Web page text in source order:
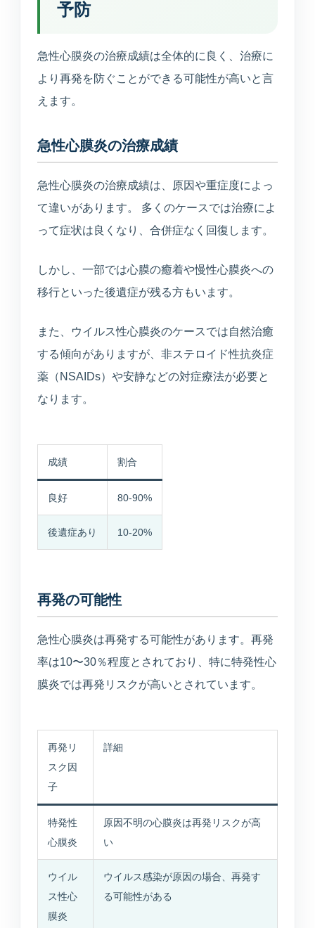
予防
急性心膜炎の治療成績は全体的に良く、治療に
より再発を防ぐことができる可能性が高いと言
えます。
急性心膜炎の治療成績
急性心膜炎の治療成績は、原因や重症度によっ
て違いがあります。 多くのケースでは治療によ
って症状は良くなり、合併症なく回復します。
しかし、一部では心膜の癒着や慢性心膜炎への
移行といった後遺症が残る方もいます。
また、ウイルス性心膜炎のケースでは自然治癒
する傾向がありますが、非ステロイド性抗炎症
薬（NSAIDs）や安静などの対症療法が必要と
なります。
成績 割合
良好 80-90%
後遺症あり 10-20%
再発の可能性
急性心膜炎は再発する可能性があります。再発
率は10〜30％程度とされており、特に特発性心
膜炎では再発リスクが高いとされています。
再発リ
スク因
子
詳細
特発性
心膜炎
原因不明の心膜炎は再発リスクが高
い
ウイル
ス性心
膜炎
ウイルス感染が原因の場合、再発す
る可能性がある